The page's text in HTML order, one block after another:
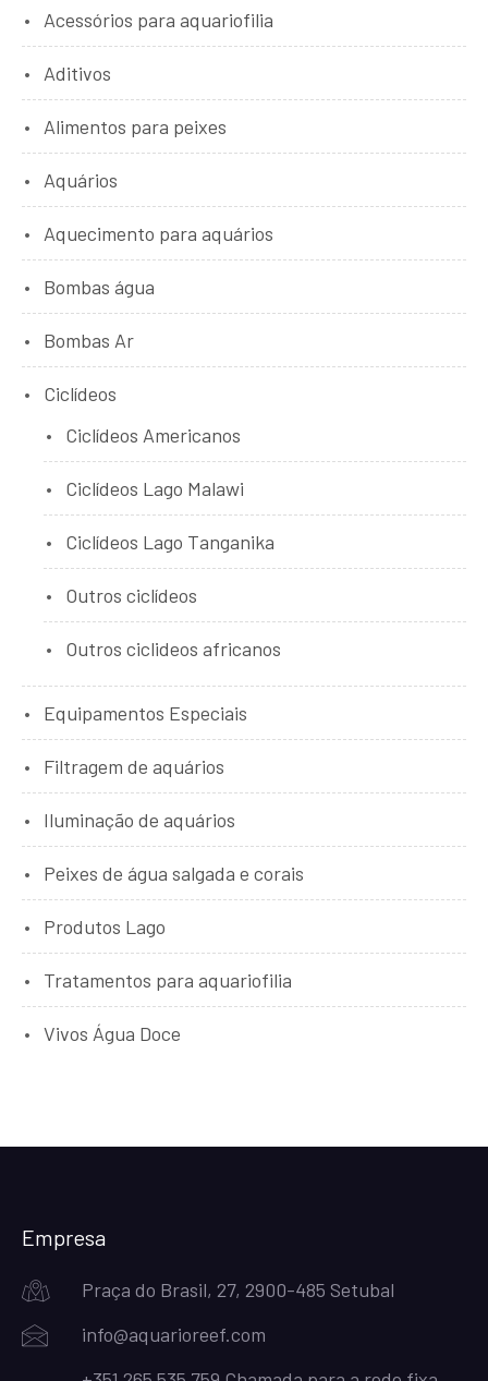
Acessórios para aquariofilia
Aditivos
Alimentos para peixes
Aquários
Aquecimento para aquários
Bombas água
Bombas Ar
Ciclídeos
Ciclídeos Americanos
Ciclídeos Lago Malawi
Ciclídeos Lago Tanganika
Outros ciclídeos
Outros ciclideos africanos
Equipamentos Especiais
Filtragem de aquários
Iluminação de aquários
Peixes de água salgada e corais
Produtos Lago
Tratamentos para aquariofilia
Vivos Água Doce
Empresa
Praça do Brasil, 27, 2900-485 Setubal
info@aquarioreef.com